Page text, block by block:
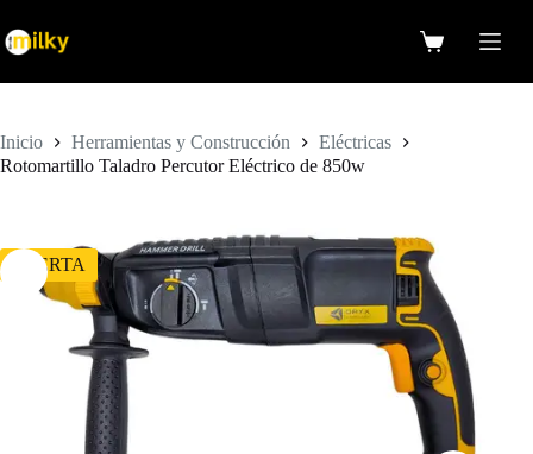
al
contenido
Carro
Inicio Herramientas y Construcción
Eléctricas
Rotomartillo Taladro Percutor Eléctrico de 850w
OFERTA